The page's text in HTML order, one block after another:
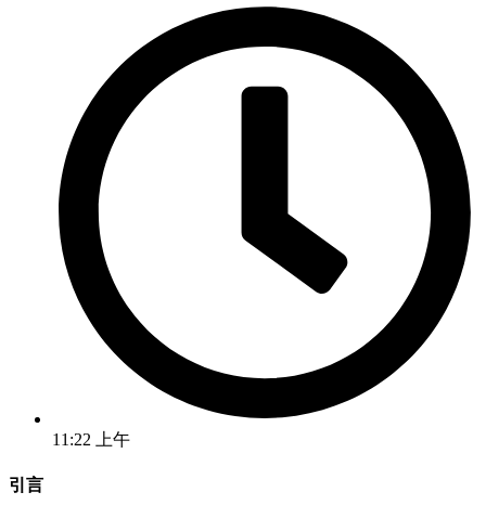
11:22 上午
引言